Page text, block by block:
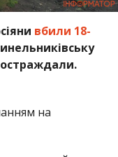
вбили 18-
на